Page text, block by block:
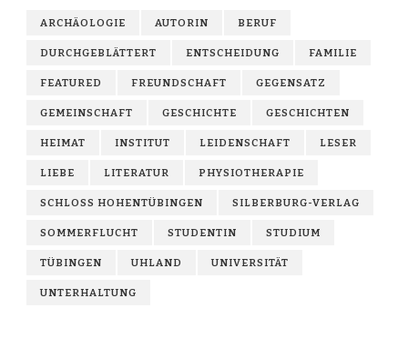
ARCHÄOLOGIE AUTORIN BERUF
DURCHGEBLÄTTERT ENTSCHEIDUNG FAMILIE
FEATURED FREUNDSCHAFT GEGENSATZ
GEMEINSCHAFT GESCHICHTE GESCHICHTEN
HEIMAT INSTITUT LEIDENSCHAFT LESER
LIEBE LITERATUR PHYSIOTHERAPIE
SCHLOSS HOHENTÜBINGEN SILBERBURG-VERLAG
SOMMERFLUCHT STUDENTIN STUDIUM
TÜBINGEN UHLAND UNIVERSITÄT
UNTERHALTUNG